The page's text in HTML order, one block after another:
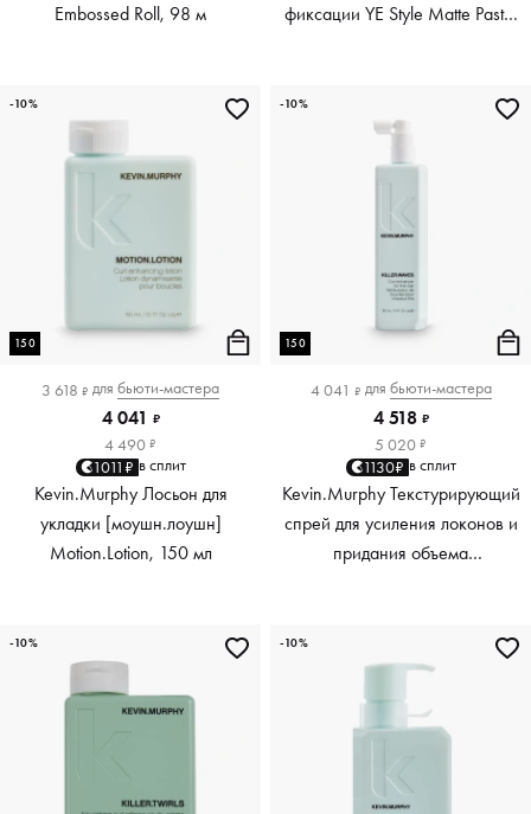
Embossed Roll, 98 м
фиксации YE Style Matte Paste,
150
3 618 ₽ для бьюти-мастера
4 041 ₽
4 490 ₽
1011₽ в сплит
Kevin.Murphy Лосьон для
укладки [моушн.лоушн]
Motion.Lotion, 150 мл
-10%
150
4 041 ₽ для бьюти-мастера
4 518 ₽
5 020 ₽
1130₽ в сплит
Kevin.Murphy Текстурирующий
спрей для усиления локонов и
придания объема
-10%
-10% -10%